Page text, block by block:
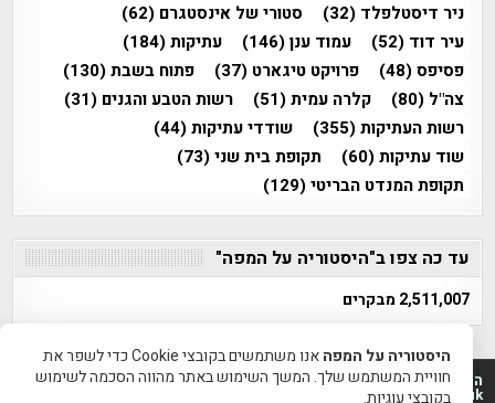
ניר דיסטלפלד (32) סטורי של אינסטגרם (62)
עיר דוד (52) עמוד ענן(146) עתיקות(184)
פסיפס(48) פרויקט טיגארט (37) פתוח בשבת(130)
צה"ל (80) קלרה עמית(51) רשות הטבע והגנים (31)
רשות העתיקות(355) שודדי עתיקות(44)
שוד עתיקות(60) תקופת בית שני(73)
תקופת המנדט הבריטי(129)
עד כה צפו ב"היסטוריה על המפה"
2,511,007 מבקרים
היסטוריה על המפה 2011-2026 | פרוייקט טיגארט 2012-2026|
www.mapah.co.il | www.tegart.uk
היסטוריה על המפה
אנו משתמשים בקובצי Cookie כדי לשפר את
חוויית המשתמש שלך. המשך השימוש באתר מהווה הסכמה לשימוש
בקובצי עוגיות.